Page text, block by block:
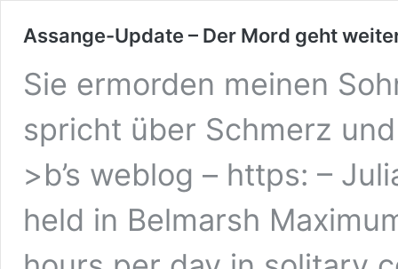
Assange-Update – Der Mord geht
Sie ermorden meinen
spricht über Schmerz
>b’s weblog – https: –
held in Belmarsh